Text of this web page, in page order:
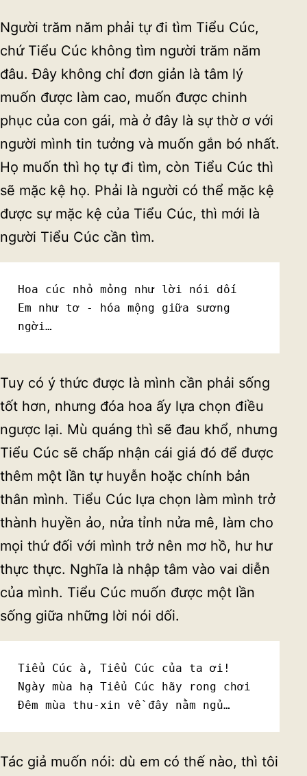
Người trăm năm phải tự đi tìm Tiểu Cúc,
chứ Tiểu Cúc không tìm người trăm năm
đâu. Đây không chỉ đơn giản là tâm lý
muốn được làm cao, muốn được chinh
phục của con gái, mà ở đây là sự thờ ơ với
người mình tin tưởng và muốn gắn bó nhất.
Họ muốn thì họ tự đi tìm, còn Tiểu Cúc thì
sẽ mặc kệ họ. Phải là người có thể mặc kệ
được sự mặc kệ của Tiểu Cúc, thì mới là
người Tiểu Cúc cần tìm.
Hoa cúc nhỏ mỏng như lời nói dối
Em như tơ - hóa mộng giữa sương
ngời…
Tuy có ý thức được là mình cần phải sống
tốt hơn, nhưng đóa hoa ấy lựa chọn điều
ngược lại. Mù quáng thì sẽ đau khổ, nhưng
Tiểu Cúc sẽ chấp nhận cái giá đó để được
thêm một lần tự huyễn hoặc chính bản
thân mình. Tiểu Cúc lựa chọn làm mình trở
thành huyền ảo, nửa tỉnh nửa mê, làm cho
mọi thứ đối với mình trở nên mơ hồ, hư hư
thực thực. Nghĩa là nhập tâm vào vai diễn
của mình. Tiểu Cúc muốn được một lần
sống giữa những lời nói dối.
Tiểu Cúc à, Tiểu Cúc của ta ơi!
Ngày mùa hạ Tiểu Cúc hãy rong chơi
Đêm mùa thu-xin về đây nằm ngủ…
Tác giả muốn nói: dù em có thế nào, thì tôi